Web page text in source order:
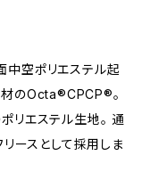
中空ポリエステル起
材のOcta®CPCP®。
リエステル生地。 通
ースとして採用しま